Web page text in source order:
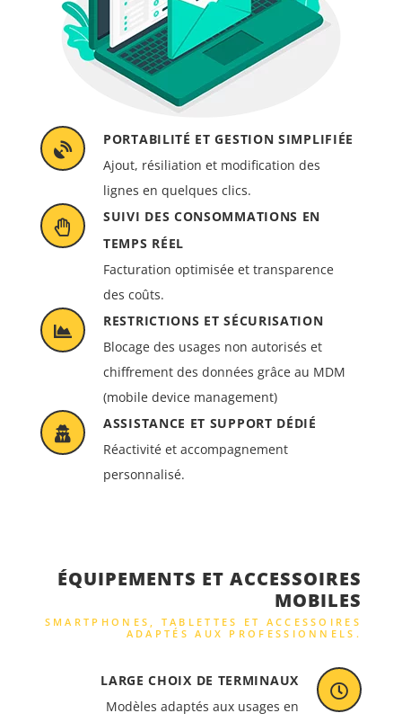
PORTABILITÉ ET GESTION SIMPLIFIÉE
Ajout, résiliation et modification des
lignes en quelques clics.
SUIVI DES CONSOMMATIONS EN
TEMPS RÉEL
Facturation optimisée et transparence
des coûts.
RESTRICTIONS ET SÉCURISATION
Blocage des usages non autorisés et
chiffrement des données grâce au MDM
(mobile device management)
ASSISTANCE ET SUPPORT DÉDIÉ
Réactivité et accompagnement
personnalisé.
ÉQUIPEMENTS ET ACCESSOIRES
MOBILES
SMARTPHONES, TABLETTES ET ACCESSOIRES
ADAPTÉS AUX PROFESSIONNELS.
LARGE CHOIX DE TERMINAUX
Modèles adaptés aux usages en